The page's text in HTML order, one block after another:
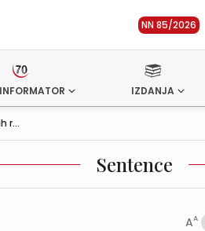
NN 85/2026
IZDANJA
r...
Sentence
AA